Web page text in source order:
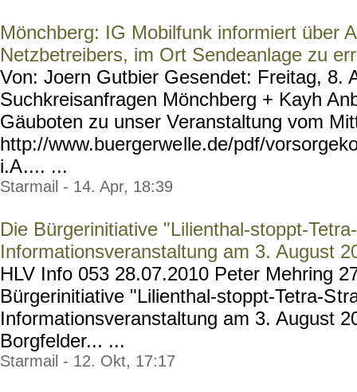
Mönchberg: IG Mobilfunk informiert über
Netzbetreibers, im Ort Sendeanlage zu
Von: Joern Gutbier Gesendet: Freitag, 8.
Suchkreisanfragen Mönchberg + Kayh
Gäuboten zu unser Veranstaltung vom
http://www.buergerwelle.de/pdf/
i.A.... ...
Starmail - 14. Apr, 18:39
Die Bürgerinitiative "Lilienthal-stoppt-
Informationsveranstaltung am 3. August
HLV Info 053 28.07.2010 Peter Mehring
Bürgerinitiative "Lilienthal-stoppt-Tetra-S
Informationsveranstaltung am 3. August
Borgfelder... ...
Starmail - 12. Okt, 17:17